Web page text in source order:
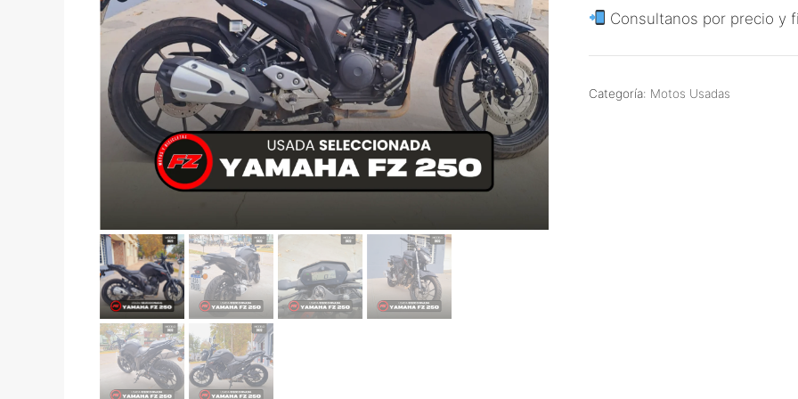
Consultanos por precio y
Categoría: Motos Usadas